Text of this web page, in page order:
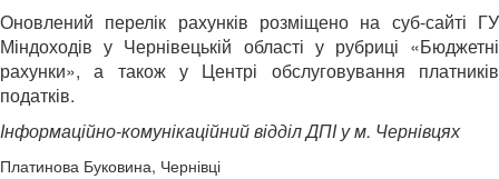
Оновлений перелік рахунків розміщено на суб-сайті ГУ
Міндоходів у Чернівецькій області у рубриці «Бюджетні
рахунки», а також у Центрі обслуговування платників
податків.
Інформаційно-комунікаційний відділ ДПІ у м. Чернівцях
Платинова Буковина, Чернівці